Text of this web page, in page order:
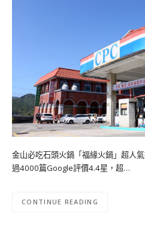
金山必吃石頭火鍋「福緣火鍋」超人
過4000篇Google評價4.4星，超…
CONTINUE READING